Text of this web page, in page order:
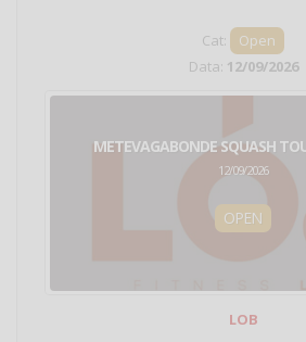
Cat:
Open
Data: 12/09/2026
METEVAGABONDE SQUASH
12/09/2026
OPEN
LOB